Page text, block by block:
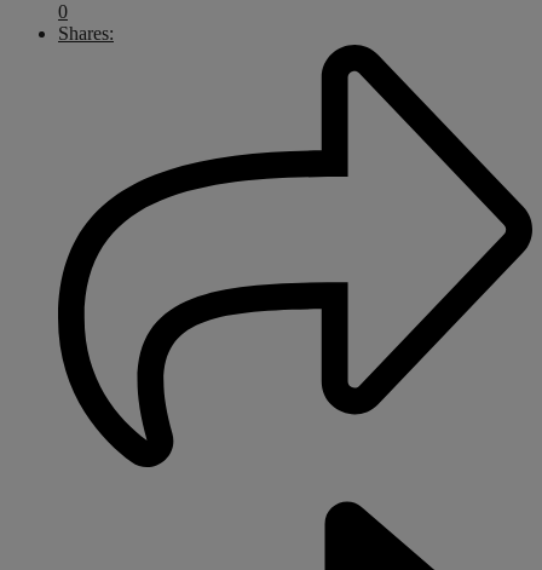
0
Shares: